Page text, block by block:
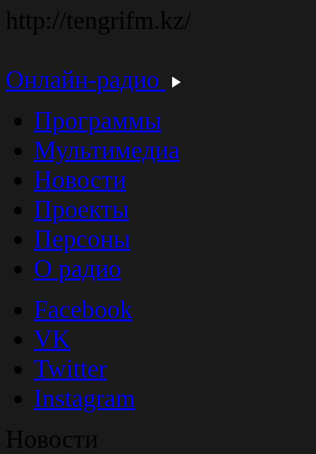
http://tengrifm.kz/
Онлайн-радио
Программы
Мультимедиа
Новости
Проекты
Персоны
О радио
Facebook
VK
Twitter
Instagram
Новости